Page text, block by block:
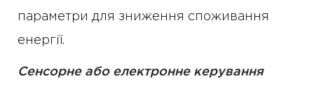
параметри для зниження споживання
енергії.
Сенсорне або електронне керування